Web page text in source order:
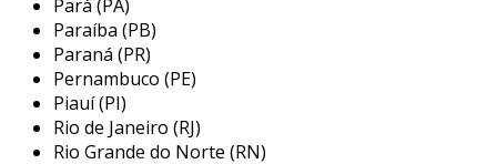
menos suscetível a rasgos e perfurações.
redução de deslizamento
irregular ajuda a minimizar o
deslizamento de produtos, o que é
particularmente útil em embalagens.
Pará (PA)
Paraíba (PB)
Paraná (PR)
Pernambuco (PE)
Piauí (PI)
Rio de Janeiro (RJ)
Rio Grande do Norte (RN)